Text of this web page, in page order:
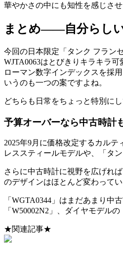
華やかさの中にも知性を感じさ
まとめ——自分らし
今回の日本限定「タンク フラン
WJTA0063はとびきりキラキラ
ローマン数字インデックスを採
いうのも一つの案ですよね。
どちらも日常をちょっと特別に
予算オーバーなら中古時計
2025年9月に価格改定するカル
レススティールモデルや、「タ
さらに中古時計に視野を広げれ
のデザインはほとんど変わって
「WGTA0344」はまだあまり
「W50002N2」、ダイヤモデル
★関連記事★